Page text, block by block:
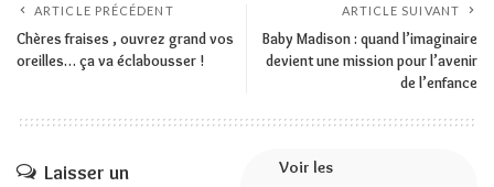
ARTICLE PRÉCÉDENT
Chères fraises , ouvrez grand vos
oreilles… ça va éclabousser !
ARTICLE SUIVANT
Baby Madison : quand l’imaginaire
devient une mission pour l’avenir
de l’enfance
Laisser un
Voir les